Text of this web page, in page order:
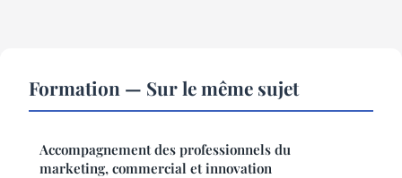
Formation — Sur le même sujet
Accompagnement des professionnels du
marketing, commercial et innovation